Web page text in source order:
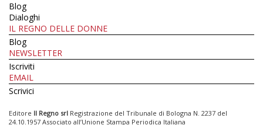
Blog
Dialoghi
IL REGNO DELLE DONNE
Blog
NEWSLETTER
Iscriviti
EMAIL
Scrivici
Editore Il Regno srl Registrazione del Tribunale di Bologna N. 2237 del
24.10.1957 Associato all’Unione Stampa Periodica Italiana